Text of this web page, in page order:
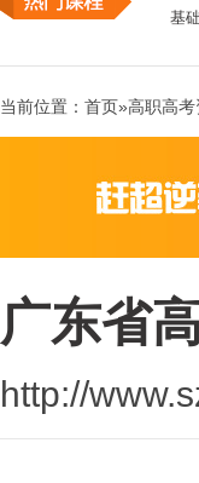
基
当前位置： 首页»高职高考
广东省
http://